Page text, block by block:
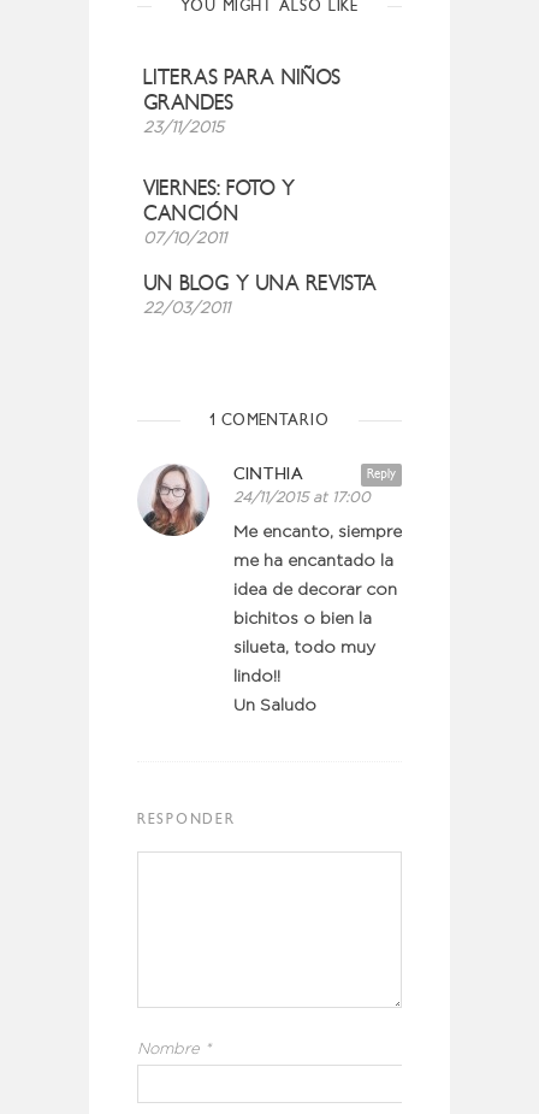
YOU MIGHT ALSO LIKE
LITERAS PARA NIÑOS
GRANDES
23/11/2015
VIERNES: FOTO Y
CANCIÓN
07/10/2011
UN BLOG Y UNA REVISTA
22/03/2011
1 COMENTARIO
Reply
CINTHIA
24/11/2015 at 17:00
Me encanto, siempre
me ha encantado la
idea de decorar con
bichitos o bien la
silueta, todo muy
lindo!!
Un Saludo
RESPONDER
Nombre *